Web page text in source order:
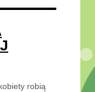
robią